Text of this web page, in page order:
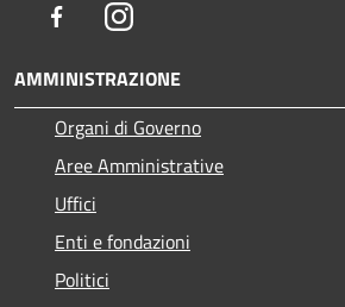
FacebookInstagram
AMMINISTRAZIONE
Organi di Governo
Aree Amministrative
Uffici
Enti e fondazioni
Politici